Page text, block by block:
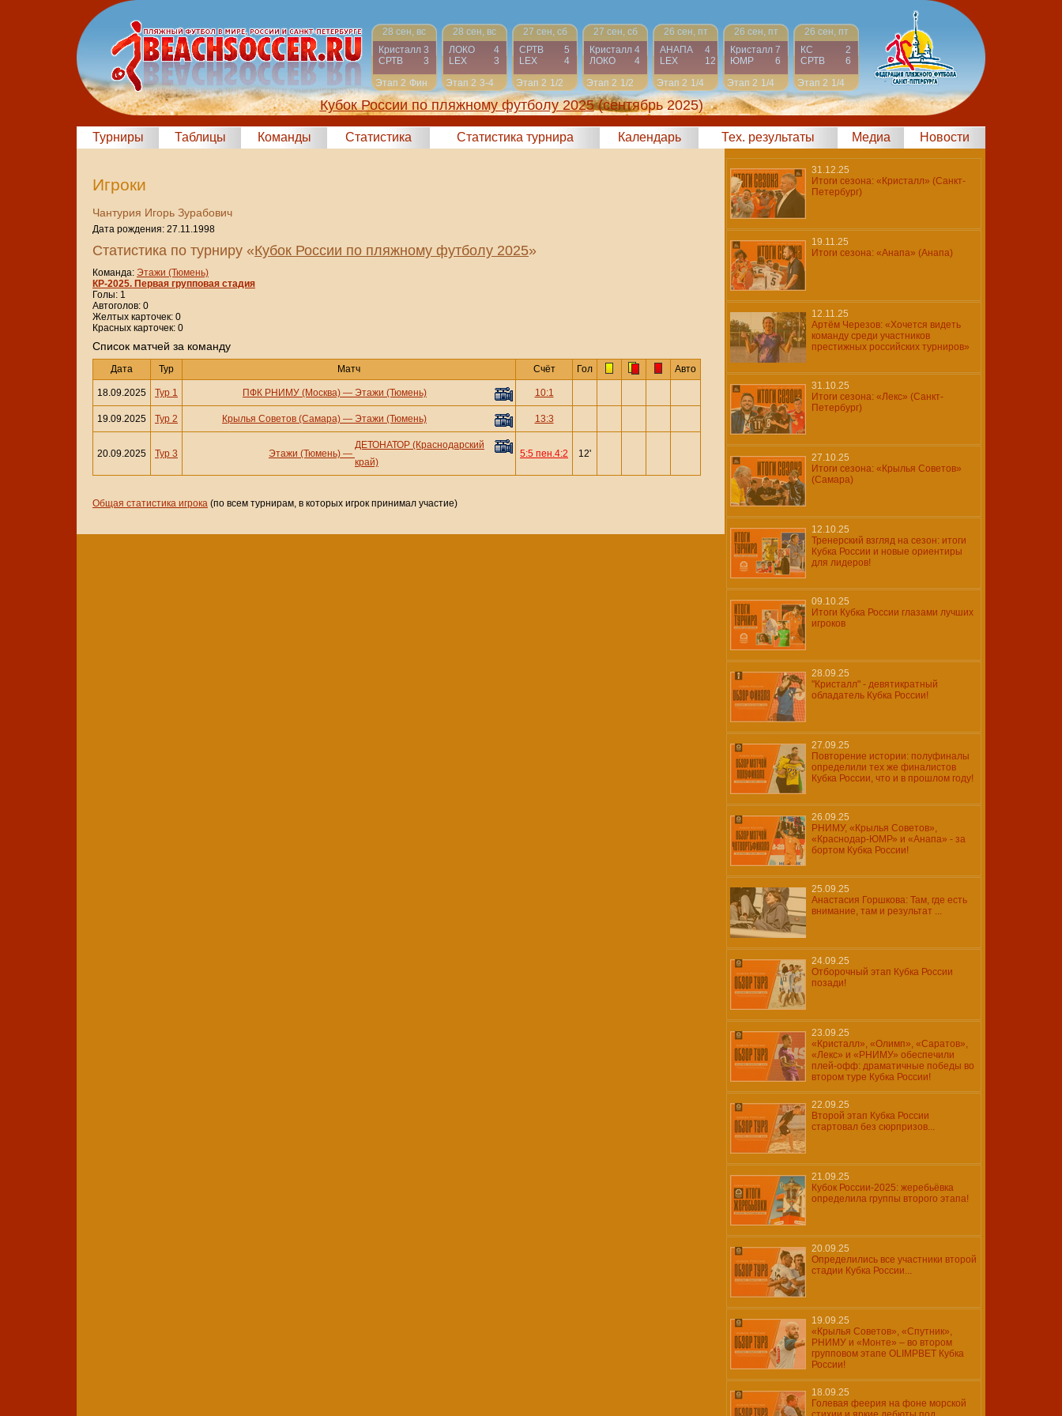
28 сен, вс
Кристалл 3
СРТВ
3
Этап 2 Фин
28 сен, вс
ЛОКО
4
LEX
3
Этап 2 3-4
27 сен, сб
СРТВ
5
LEX
4
Этап 2 1/2
27 сен, сб
Кристалл 4
ЛОКО
4
Этап 2 1/2
26 сен, пт
АНАПА
4
LEX
12
Этап 2 1/4
26 сен, пт
Кристалл 7
ЮМР
6
Этап 2 1/4
26 сен, пт
КС
2
СРТВ
6
Этап 2 1/4
Кубок России по пляжному футболу 2025 (сентябрь 2025)
Турниры Таблицы Команды Статистика Статистика турнира Календарь Тех. результаты Медиа Новости
Игроки
Чантурия Игорь Зурабович
Дата рождения: 27.11.1998
Статистика по турниру «Кубок России по пляжному футболу 2025»
Команда: Этажи (Тюмень)
КР-2025. Первая групповая стадия
Голы: 1
Автоголов: 0
Желтых карточек: 0
Красных карточек: 0
Cписок матчей за команду
Дата Тур Матч Счёт Гол Авто
18.09.2025 Тур 1 ПФК РНИМУ (Москва) — Этажи (Тюмень) 10:1
19.09.2025 Тур 2 Крылья Советов (Самара) — Этажи (Тюмень) 13:3
20.09.2025 Тур 3 Этажи (Тюмень) —
ДЕТОНАТОР (Краснодарский
край)
5:5 пен.4:2 12'
Общая статистика игрока (по всем турнирам, в которых игрок принимал участие)
31.12.25
Итоги сезона: «Кристалл» (Санкт-
Петербург)
19.11.25
Итоги сезона: «Анапа» (Анапа)
12.11.25
Артём Черезов: «Хочется видеть
команду среди участников
престижных российских турниров»
31.10.25
Итоги сезона: «Лекс» (Санкт-
Петербург)
27.10.25
Итоги сезона: «Крылья Советов»
(Самара)
12.10.25
Тренерский взгляд на сезон: итоги
Кубка России и новые ориентиры
для лидеров!
09.10.25
Итоги Кубка России глазами лучших
игроков
28.09.25
"Кристалл" - девятикратный
обладатель Кубка России!
27.09.25
Повторение истории: полуфиналы
определили тех же финалистов
Кубка России, что и в прошлом году!
26.09.25
РНИМУ, «Крылья Советов»,
«Краснодар-ЮМР» и «Анапа» - за
бортом Кубка России!
25.09.25
Анастасия Горшкова: Там, где есть
внимание, там и результат ...
24.09.25
Отборочный этап Кубка России
позади!
23.09.25
«Кристалл», «Олимп», «Саратов»,
«Лекс» и «РНИМУ» обеспечили
плей-офф: драматичные победы во
втором туре Кубка России!
22.09.25
Второй этап Кубка России
стартовал без сюрпризов...
21.09.25
Кубок России-2025: жеребьёвка
определила группы второго этапа!
20.09.25
Определились все участники второй
стадии Кубка России...
19.09.25
«Крылья Советов», «Спутник»,
РНИМУ и «Монте» – во втором
групповом этапе OLIMPBET Кубка
России!
18.09.25
Голевая феерия на фоне морской